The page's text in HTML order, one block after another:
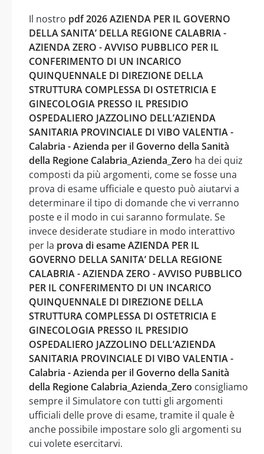
Il nostro pdf 2026 AZIENDA PER IL GOVERNO
DELLA SANITA’ DELLA REGIONE CALABRIA -
AZIENDA ZERO - AVVISO PUBBLICO PER IL
CONFERIMENTO DI UN INCARICO
QUINQUENNALE DI DIREZIONE DELLA
STRUTTURA COMPLESSA DI OSTETRICIA E
GINECOLOGIA PRESSO IL PRESIDIO
OSPEDALIERO JAZZOLINO DELL’AZIENDA
SANITARIA PROVINCIALE DI VIBO VALENTIA -
Calabria - Azienda per il Governo della Sanità
della Regione Calabria_Azienda_Zero ha dei quiz
composti da più argomenti, come se fosse una
prova di esame ufficiale e questo può aiutarvi a
determinare il tipo di domande che vi verranno
poste e il modo in cui saranno formulate. Se
invece desiderate studiare in modo interattivo
per la prova di esame AZIENDA PER IL
GOVERNO DELLA SANITA’ DELLA REGIONE
CALABRIA - AZIENDA ZERO - AVVISO PUBBLICO
PER IL CONFERIMENTO DI UN INCARICO
QUINQUENNALE DI DIREZIONE DELLA
STRUTTURA COMPLESSA DI OSTETRICIA E
GINECOLOGIA PRESSO IL PRESIDIO
OSPEDALIERO JAZZOLINO DELL’AZIENDA
SANITARIA PROVINCIALE DI VIBO VALENTIA -
Calabria - Azienda per il Governo della Sanità
della Regione Calabria_Azienda_Zero consigliamo
sempre il Simulatore con tutti gli argomenti
ufficiali delle prove di esame, tramite il quale è
anche possibile impostare solo gli argomenti su
cui volete esercitarvi.